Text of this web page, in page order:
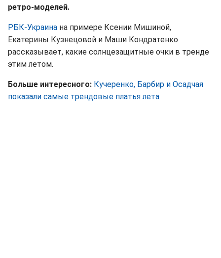
ретро-моделей.
РБК-Украина на примере Ксении Мишиной,
Екатерины Кузнецовой и Маши Кондратенко
рассказывает, какие солнцезащитные очки в тренде
этим летом.
Больше интересного: Кучеренко, Барбир и Осадчая
показали самые трендовые платья лета